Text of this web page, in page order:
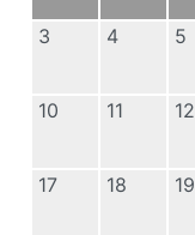
3 4 5
10 11 12
17 18 19